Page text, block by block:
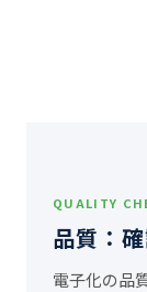
QUALITY
品質：
電子化の品